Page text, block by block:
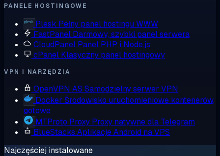
PANELE HOSTINGOWE
Plesk Pełny panel hostingu WWW
FastPanel Darmowy, szybki panel serwera
CloudPanel Panel PHP i Node.js
cPanel Klasyczny panel hostingowy
VPN I NARZĘDZIA
OpenVPN AS Samodzielny serwer VPN
Docker Środowisko uruchomieniowe kontenerów,
gotowe
MTProto Proxy Proxy natywne dla Telegram
BlueStacks Aplikacje Android na VPS
Najczęściej instalowane